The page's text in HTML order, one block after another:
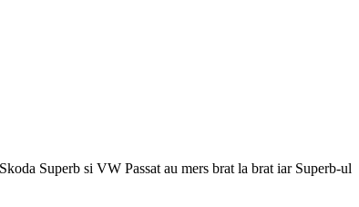
Superb si VW Passat au mers brat la brat iar Superb-ul